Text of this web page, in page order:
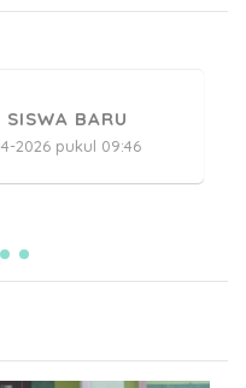
RAMADHAN
SINJAI